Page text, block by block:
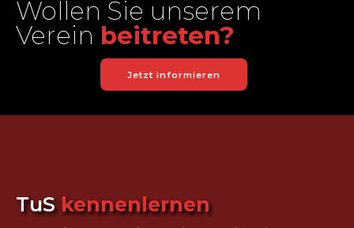
Wollen Sie unserem
Verein beitreten?
Jetzt informieren
TuS kennenlernen